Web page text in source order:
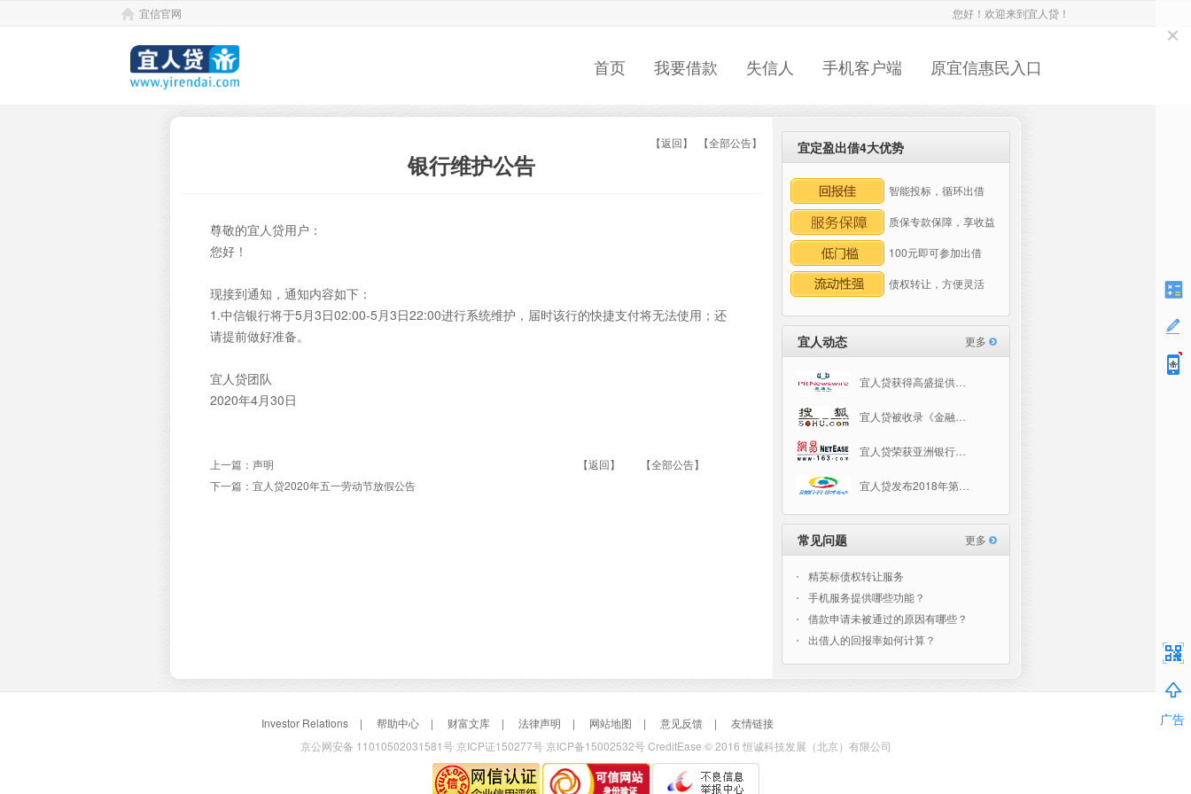
广告
宜信官网 您好！欢迎来到宜人贷！
首页 我要借款 失信人 手机客户端 原宜信惠民入口
【返回】 【全部公告】
银行维护公告
尊敬的宜人贷用户：
您好！
现接到通知，通知内容如下：
1.中信银行将于5月3日02:00-5月3日22:00进行系统维护，届时该行的快捷支付将无法使用；还
请提前做好准备。
宜人贷团队
2020年4月30日
上一篇： 声明
下一篇： 宜人贷2020年五一劳动节放假公告
【返回】 【全部公告】
宜定盈出借4大优势
智能投标，循环出借
质保专款保障，享收益
100元即可参加出借
债权转让，方便灵活
更多
宜人动态
宜人贷获得高盛提供…
宜人贷被收录《金融…
宜人贷荣获亚洲银行…
宜人贷发布2018年第…
更多
常见问题
精英标债权转让服务
手机服务提供哪些功能？
借款申请未被通过的原因有哪些？
出借人的回报率如何计算？
Investor Relations | 帮助中心 | 财富文库 | 法律声明 | 网站地图 | 意见反馈 |
友情链接
京公网安备 11010502031581号 京ICP证150277号京ICP备15002532号 CreditEase © 2016 恒诚科技发展（北京）有限公司